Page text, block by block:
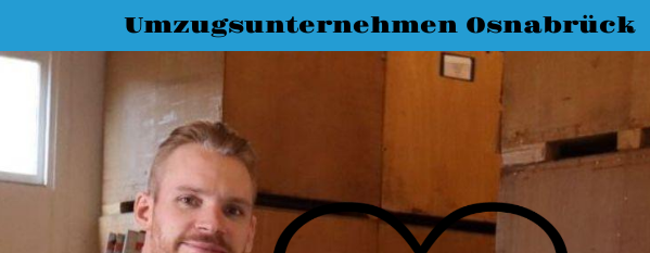
Umzugsunternehmen Osnabrück